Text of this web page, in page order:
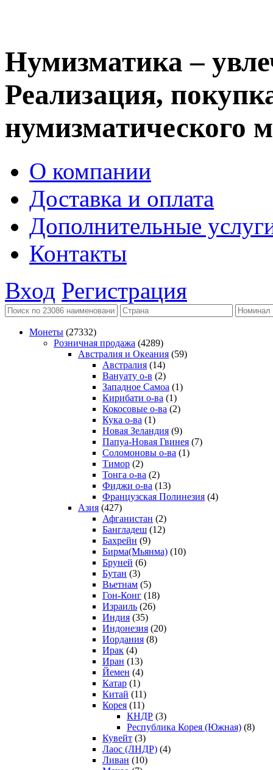
Нумизматика –
Реализация,
нумизматического
О компании
Доставка и оплата
Дополнительные
Контакты
Вход Регистрация
Монеты (27332)
Розничная продажа (4289)
Австралия и Океания (59)
Австралия (14)
Вануату о-в (2)
Западное Самоа (1)
Кирибати о-ва (1)
Кокосовые о-ва (2)
Кука о-ва (1)
Новая Зеландия (9)
Папуа-Новая Гвинея (7)
Соломоновы о-ва (1)
Тимор (2)
Тонга о-ва (2)
Фиджи о-ва (13)
Французская Полинезия (4)
Азия (427)
Афганистан (2)
Бангладеш (12)
Бахрейн (9)
Бирма(Мьянма) (10)
Бруней (6)
Бутан (3)
Вьетнам (5)
Гон-Конг (18)
Израиль (26)
Индия (35)
Индонезия (20)
Иордания (8)
Ирак (4)
Иран (13)
Йемен (4)
Катар (1)
Китай (11)
Корея (11)
КНДР (3)
Республика Корея (Южная) (8)
Кувейт (3)
Лаос (ЛНДР) (4)
Ливан (10)